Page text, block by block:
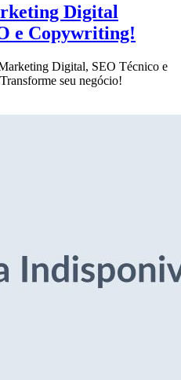
Digital
e Copywriting!
Digital, SEO Técnico e
seu negócio!